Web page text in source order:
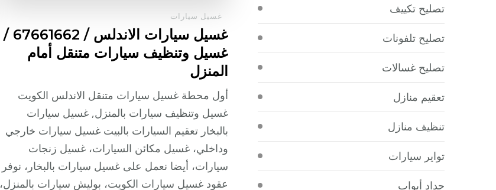
غسيل سيارات
غسيل سيارات الاندلس / 67661662 /
غسيل وتنظيف سيارات متنقل أمام
المنزل
أول محطة غسيل سيارات متنقل الاندلس الكويت
غسيل وتنظيف سيارات بالمنزل, غسيل سيارات
بالبخار تعقيم السيارات بالبيت غسيل سيارات خارجي
وداخلي، غسيل مكائن السيارات، غسيل زنجات
سيارات، أيضا نعمل على غسيل سيارات بالبخار، نوفر
عقود غسيل سيارات الكويت، بوليش سيارات بالمنزل،
تصليح تكييف
تصليح تلفونات
تصليح غسالات
تعقيم منازل
تنظيف منازل
تواير سيارات
حداد أبواب